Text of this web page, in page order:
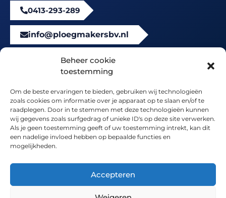
Beheer cookie
toestemming
Om de beste ervaringen te bieden, gebruiken wij technologieën
zoals cookies om informatie over je apparaat op te slaan en/of te
raadplegen. Door in te stemmen met deze technologieën kunnen
wij gegevens zoals surfgedrag of unieke ID's op deze site verwerken.
Als je geen toestemming geeft of uw toestemming intrekt, kan dit
een nadelige invloed hebben op bepaalde functies en
mogelijkheden.
Accepteren
0413-293-289
info@ploegmakersbv.nl